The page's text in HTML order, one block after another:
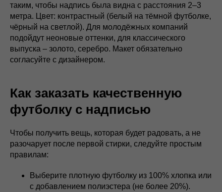
таким, чтобы надпись была видна с расстояния 2–3
метра. Цвет: контрастный (белый на тёмной футболке,
чёрный на светлой). Для молодёжных компаний
подойдут неоновые оттенки, для классического
выпуска – золото, серебро. Макет обязательно
согласуйте с дизайнером.
Как заказать качественную
футболку с надписью
Чтобы получить вещь, которая будет радовать, а не
разочарует после первой стирки, следуйте простым
правилам:
Выберите плотную футболку из 100% хлопка или
с добавлением полиэстера (не более 20%).